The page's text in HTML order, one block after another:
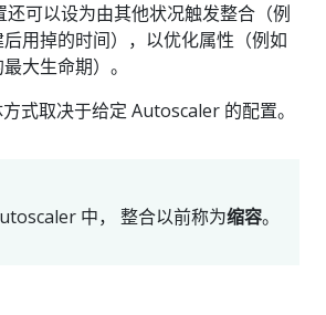
可以设为由其他状况触发整合（例
用掉的时间），以优化属性（例如
大生命期）。
式取决于给定 Autoscaler 的配置。
中， 整合以前称为缩容。